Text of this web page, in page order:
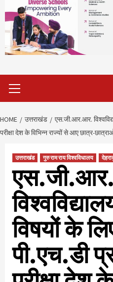
Menu
HOME उत्तराखंड
एस.जी.आर.आर.
परीक्षा देश के विभिन्न राज्यों से आए छात्र-
उत्तराखंड गुरु राम राय विश्वविधालय
विषयों के
पी.एच.डी